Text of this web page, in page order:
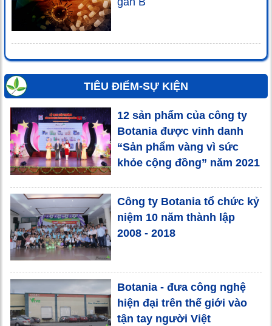
TIÊU ĐIỂM-SỰ KIỆN
12 sản phẩm của công ty
Botania được vinh danh
“Sản phẩm vàng vì sức
khỏe cộng đồng” năm 2021
Công ty Botania tổ chức kỷ
niệm 10 năm thành lập
2008 - 2018
Botania - đưa công nghệ
hiện đại trên thế giới vào
tận tay người Việt